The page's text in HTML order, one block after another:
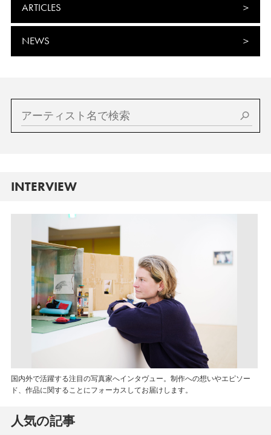
ARTICLES
NEWS
INTERVIEW
国内外で活躍する注目の写真家へインタヴュー。制作への想いやエピソー
ド、作品に関することにフォーカスしてお届けします。
人気の記事